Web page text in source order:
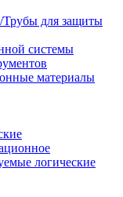
Трубы для защиты
системы
материалы
логические